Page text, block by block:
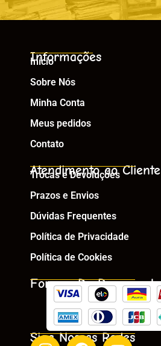
Informações
Início
Sobre Nós
Minha Conta
Meus pedidos
Contato
Atendimento ao Cliente
Trocas e Devoluções
Prazos e Envios
Dúvidas Frequentes
Política de Privacidade
Política de Cookies
Formas De Pagamento
Siga Nossas Redes